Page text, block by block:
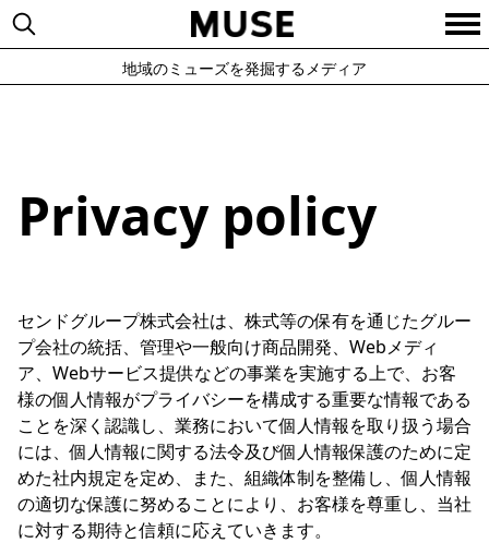
地域のミューズを発掘するメディア
Privacy policy
センドグループ株式会社は、株式等の保有を通じたグルー
プ会社の統括、管理や一般向け商品開発、Webメディ
ア、Webサービス提供などの事業を実施する上で、お客
様の個人情報がプライバシーを構成する重要な情報である
ことを深く認識し、業務において個人情報を取り扱う場合
には、個人情報に関する法令及び個人情報保護のために定
めた社内規定を定め、また、組織体制を整備し、個人情報
の適切な保護に努めることにより、お客様を尊重し、当社
に対する期待と信頼に応えていきます。